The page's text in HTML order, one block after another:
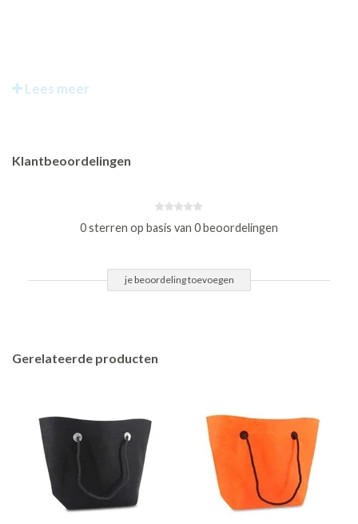
Lees meer
Klantbeoordelingen
0 sterren op basis van 0 beoordelingen
je beoordeling toevoegen
Gerelateerde producten